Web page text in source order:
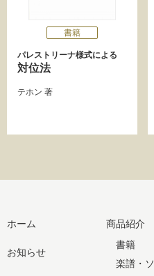
書籍
パレストリーナ様式による
対位法
テホン 著
ホーム
お知らせ
商品紹介
書籍
楽譜・